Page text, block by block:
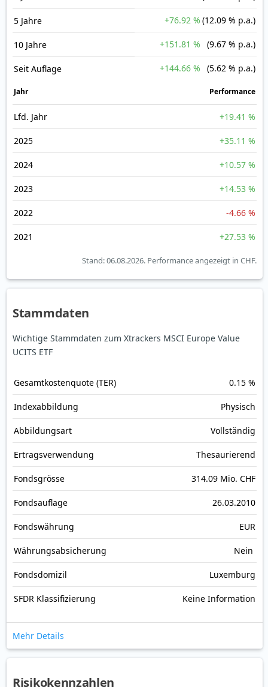
5 Jahre +76.92 % (12.09 % p.a.)
10 Jahre +151.81 % (9.67 % p.a.)
Seit Auflage +144.66 % (5.62 % p.a.)
Jahr Perfor­mance
Lfd. Jahr +19.41 %
2025 +35.11 %
2024 +10.57 %
2023 +14.53 %
2022 -4.66 %
2021 +27.53 %
Stand: 06.08.2026. Performance angezeigt in CHF.
Stammdaten
Wichtige Stammdaten zum Xtrackers MSCI Europe Value
UCITS ETF
Gesamt­kosten­quote (TER) 0.15 %
Index­abbildung Physisch
Abbildungs­art Vollständig
Ertrags­verwendung Thesaurierend
Fonds­grösse 314.09 Mio. CHF
Fonds­auflage 26.03.2010
Fonds­währung EUR
Währungsabsicherung Nein
Fondsdomizil Luxemburg
SFDR Klassifizierung Keine Information
Mehr Details
Risikokennzahlen